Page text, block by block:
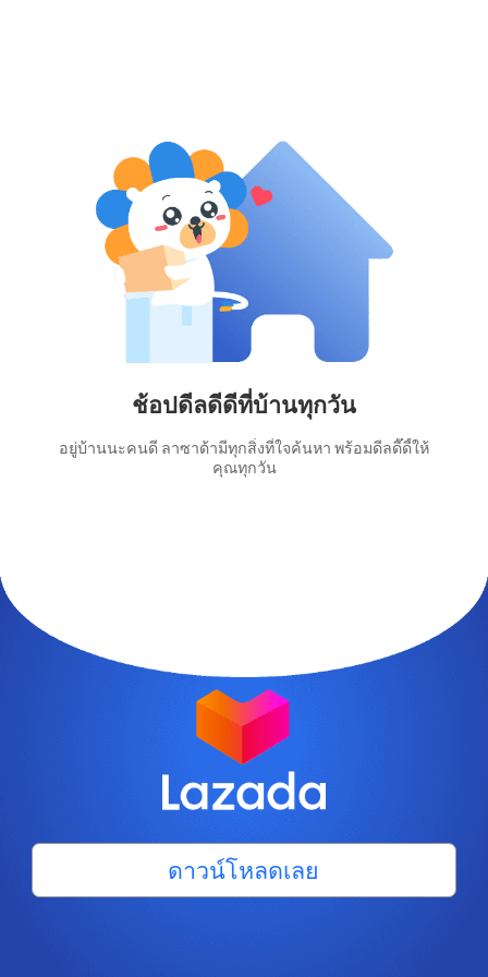
ช้อปดีลดีดีที่บ้านทุกวัน
อยู่บ้านนะคนดี ลาซาด้ามีทุกสิ่งที่ใจค้นหา พร้อมดีลดี๊ดี้ให้
คุณทุกวัน
ดาวน์โหลดเลย